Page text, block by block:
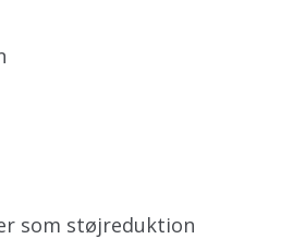
som støjreduktion